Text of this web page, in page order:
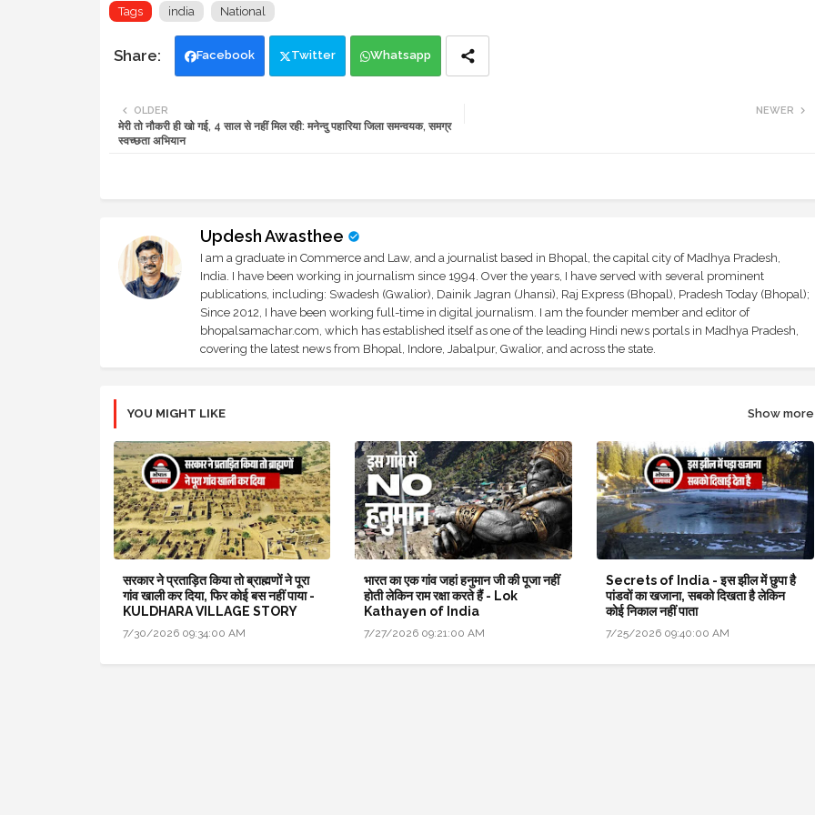
Tags india National
Facebook Twitter Whatsapp
NEWER
OLDER
मेरी तो नौकरी ही खो गई, 4 साल से नहीं मिल रही: मनेन्दु पहारिया जिला समन्वयक, समग्र
स्वच्छता अभियान
Updesh Awasthee
I am a graduate in Commerce and Law, and a journalist based in Bhopal, the capital city of Madhya Pradesh,
India. I have been working in journalism since 1994. Over the years, I have served with several prominent
publications, including: Swadesh (Gwalior), Dainik Jagran (Jhansi), Raj Express (Bhopal), Pradesh Today (Bhopal);
Since 2012, I have been working full-time in digital journalism. I am the founder member and editor of
bhopalsamachar.com, which has established itself as one of the leading Hindi news portals in Madhya Pradesh,
covering the latest news from Bhopal, Indore, Jabalpur, Gwalior, and across the state.
YOU MIGHT LIKE Show more
सरकार ने प्रताड़ित किया तो ब्राह्मणों ने पूरा
गांव खाली कर दिया, फिर कोई बस नहीं पाया -
KULDHARA VILLAGE STORY
7/30/2026 09:34:00 AM
भारत का एक गांव जहां हनुमान जी की पूजा नहीं
होती लेकिन राम रक्षा करते हैं - Lok
Kathayen of India
7/27/2026 09:21:00 AM
Secrets of India - इस झील में छुपा है
पांडवों का खजाना, सबको दिखता है लेकिन
कोई निकाल नहीं पाता
7/25/2026 09:40:00 AM